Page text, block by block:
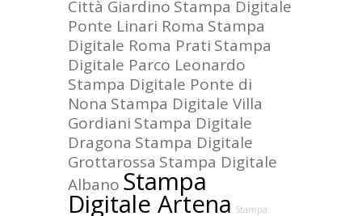
Città Giardino Stampa Digitale
Ponte Linari Roma Stampa
Digitale Roma Prati Stampa
Digitale Parco Leonardo
Stampa Digitale Ponte di
Nona Stampa Digitale Villa
Gordiani Stampa Digitale
Dragona Stampa Digitale
Grottarossa Stampa Digitale
Albano Stampa
Digitale Artena Stampa